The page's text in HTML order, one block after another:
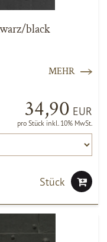
black
MEHR
34,90 EUR
pro Stück inkl. 10% MwSt.
Stück